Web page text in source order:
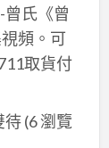
氏《曾
頻。可
取貨付
待(6 瀏覽